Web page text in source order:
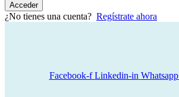
Acceder
¿No tienes una cuenta? Regístrate ahora
Facebook-f Linkedin-in Whatsapp